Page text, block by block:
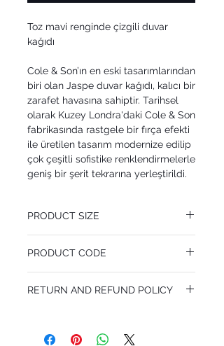
Toz mavi renginde çizgili duvar
kağıdı
Cole & Son’ın en eski tasarımlarından
biri olan Jaspe duvar kağıdı, kalıcı bir
zarafet havasına sahiptir. Tarihsel
olarak Kuzey Londra'daki Cole & Son
fabrikasında rastgele bir fırça efekti
ile üretilen tasarım modernize edilip
çok çeşitli sofistike renklendirmelerle
geniş bir şerit tekrarına yerleştirildi.
PRODUCT SIZE
Pattern Repeat 0 cm
PRODUCT CODE
RETURN AND REFUND POLICY
do in case they are dissatisfied with their